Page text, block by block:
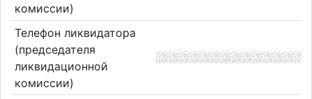
комиссии)
Телефон ликвидатора
(председателя
ликвидационной
комиссии)